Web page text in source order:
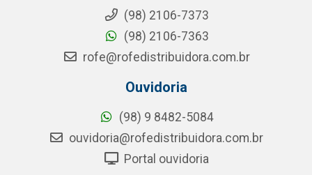
(98) 2106-7373
(98) 2106-7363
rofe@rofedistribuidora.com.br
Ouvidoria
(98) 9 8482-5084
ouvidoria@rofedistribuidora.com.br
Portal ouvidoria